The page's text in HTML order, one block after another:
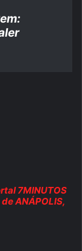
7MINUTOS
ANÁPOLIS,